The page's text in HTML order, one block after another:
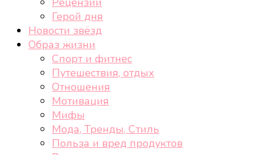
Герой дня
Новости звёзд
Образ жизни
Спорт и фитнес
Путешествия, отдых
Отношения
Мотивация
Мифы
Мода, Тренды, Стиль
Польза и вред продуктов